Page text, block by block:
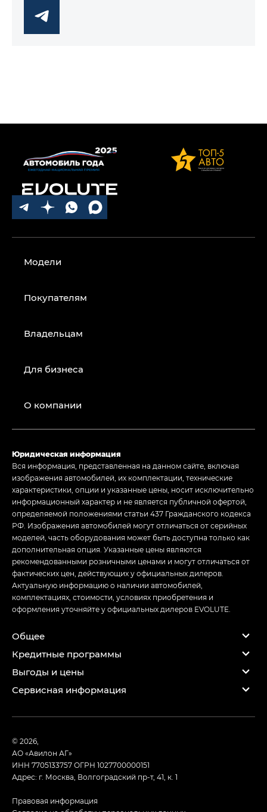
Модели
Покупателям
Владельцам
Для бизнеса
О компании
Юридическая информация
Вся информация, представленная на данном сайте, включая
изображения автомобилей, их комплектации, технические
характеристики, опции и указанные цены, носит исключительно
информационный характер и не является публичной офертой,
определяемой положениями статьи 437 Гражданского кодекса
РФ. Изображения автомобилей могут отличаться от серийных
моделей, часть оборудования может быть доступна только как
дополнительная опция. Указанные цены являются
рекомендованными розничными ценами и могут отличаться от
фактических цен, действующих у официальных дилеров.
Актуальную информацию о наличии автомобилей,
комплектациях, стоимости, условиях приобретения и
оформления уточняйте у официальных дилеров EVOLUTE.
Общее
Кредитные программы
Выгоды и цены
Сервисная информация
© 2026,
АО «Авилон АГ»
ИНН 7705133757ОГРН 1027700000151
Адрес: г. Москва, Волгоградский пр-т, 41, к. 1
Правовая информация